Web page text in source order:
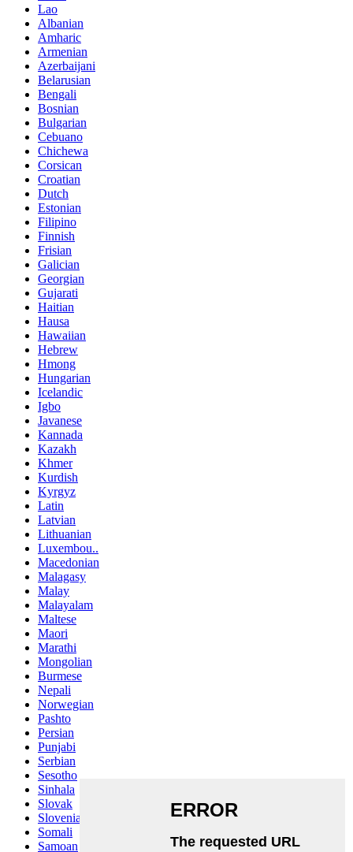
Lao
Albanian
Amharic
Armenian
Azerbaijani
Belarusian
Bengali
Bosnian
Bulgarian
Cebuano
Chichewa
Corsican
Croatian
Dutch
Estonian
Filipino
Finnish
Frisian
Galician
Georgian
Gujarati
Haitian
Hausa
Hawaiian
Hebrew
Hmong
Hungarian
Icelandic
Igbo
Javanese
Kannada
Kazakh
Khmer
Kurdish
Kyrgyz
Latin
Latvian
Lithuanian
Luxembou..
Macedonian
Malagasy
Malay
Malayalam
Maltese
Maori
Marathi
Mongolian
Burmese
Nepali
Norwegian
Pashto
Persian
Punjabi
Serbian
Sesotho
Sinhala
Slovak
Slovenian
Somali
Samoan